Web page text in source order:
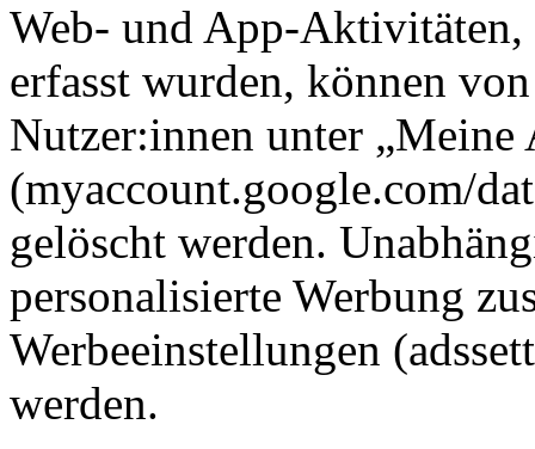
Web- und App-
erfasst wurden, können
Nutzer:innen unter
(myaccount.google.com/
gelöscht werden.
personalisierte Werbung
Werbeeinstellungen
werden.